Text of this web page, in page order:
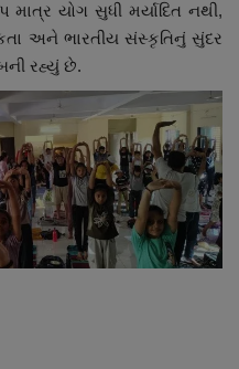
યોગ સુધી મર્યાદિત નથી,
અને ભારતીય સંસ્કૃતિનું સુંદર
રહ્યું છે.